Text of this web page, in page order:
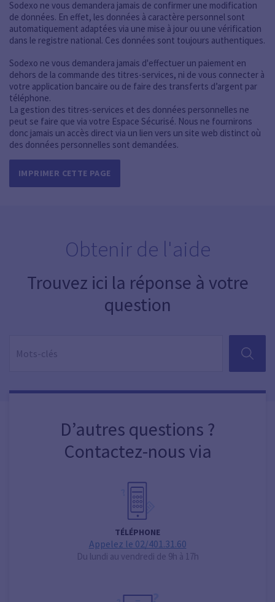
Sodexo ne vous demandera jamais de confirmer une modification
de données. En effet, les données à caractère personnel sont
automatiquement adaptées via une mise à jour ou une vérification
dans le registre national. Ces données sont toujours authentiques.
Sodexo ne vous demandera jamais d'effectuer un paiement en
dehors de la commande des titres-services, ni de vous connecter à
votre application bancaire ou de faire des transferts d’argent par
téléphone.
La gestion des titres-services et des données personnelles ne
peut se faire que via votre Espace Sécurisé. Nous ne fournirons
donc jamais un accès direct via un lien vers un site web distinct où
des données personnelles sont demandées.
IMPRIMER CETTE PAGE
Obtenir de l'aide
Trouvez ici la réponse à votre
question
D’autres questions ?
Contactez-nous via
TÉLÉPHONE
Appelez le 02/401.31.60
Du lundi au vendredi de 9h à 17h